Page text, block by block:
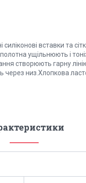
вставки та
ущільнюють і
створюють гарну
через низ.Хлопкова